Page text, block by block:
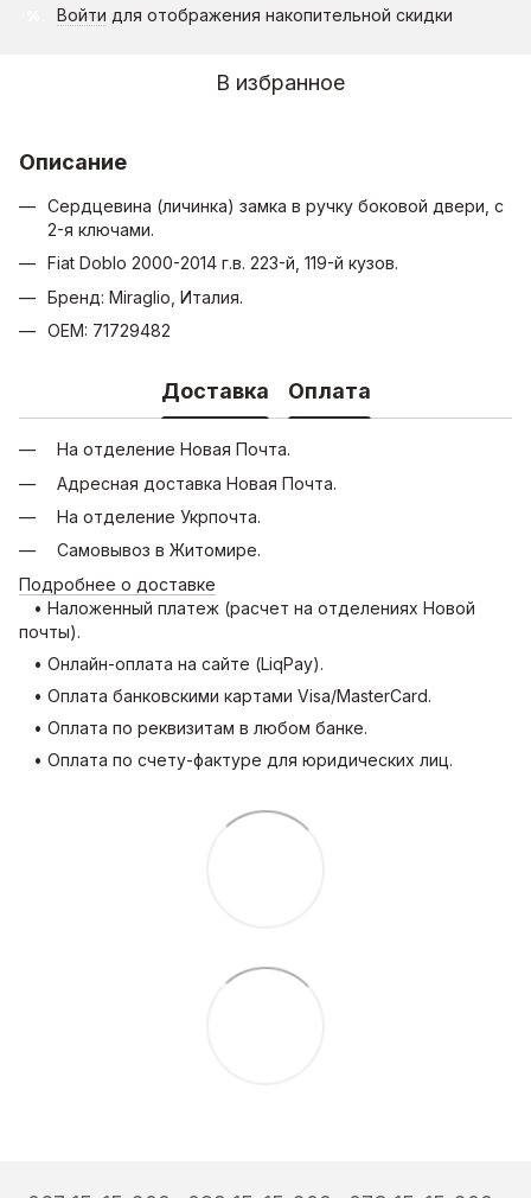
Войти для отображения накопительной скидки
В избранное
Описание
Сердцевина (личинка) замка в ручку боковой двери, с
2-я ключами.
Fiat Doblo 2000-2014 г.в. 223-й, 119-й кузов.
Бренд: Miraglio, Италия.
OEM: 71729482
Доставка Оплата
На отделение Новая Почта.
Адресная доставка Новая Почта.
На отделение Укрпочта.
Самовывоз в Житомире.
Подробнее о доставке
• Наложенный платеж (расчет на отделениях Новой
почты).
• Онлайн-оплата на сайте (LiqPay).
• Оплата банковскими картами Visa/MasterCard.
• Оплата по реквизитам в любом банке.
• Оплата по счету-фактуре для юридических лиц.